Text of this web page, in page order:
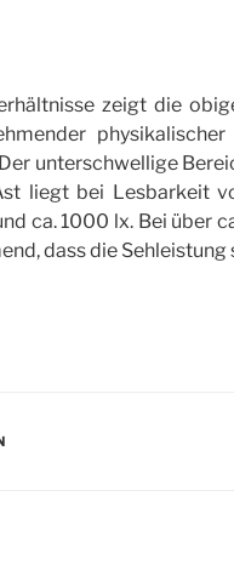
zeigt die
unterschwellige
liegt bei Lesbarkeit
ca. 1000 lx. Bei über
dass die Sehleistung